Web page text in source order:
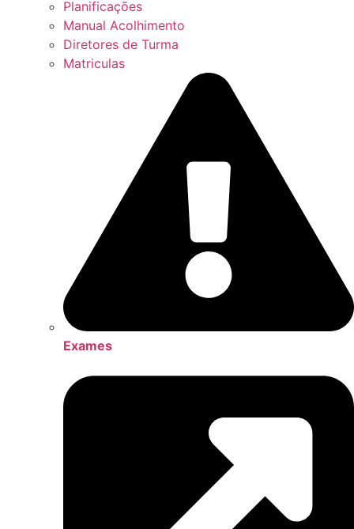
Planificações
Manual Acolhimento
Diretores de Turma
Matriculas
Exames